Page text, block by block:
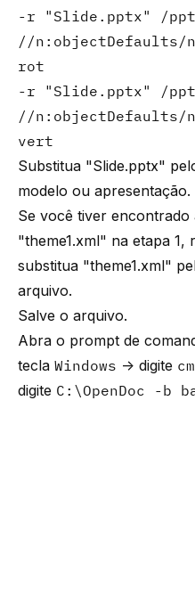
-r "Slide.pptx" /ppt/
//n:objectDefaults/
rot
-r "Slide.pptx" /ppt/
//n:objectDefaults/
vert
Substitua "Slide.pptx"
modelo ou apresentação.
Se você tiver encontrado
"theme1.xml" na etapa 1,
substitua "theme1.xml"
arquivo.
Salve o arquivo.
Abra o prompt de
tecla Windows → digite
digite C:\OpenDoc -b